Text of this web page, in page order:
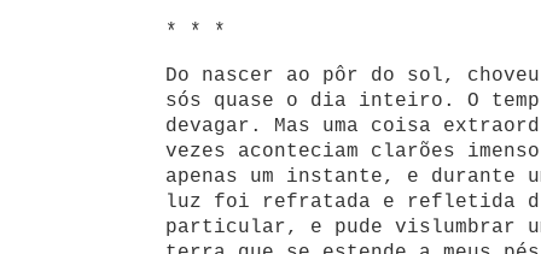
* * *
Do nascer ao pôr do sol,
sós quase o dia inteiro. O
devagar. Mas uma coisa
vezes aconteciam clarões
apenas um instante, e durante
luz foi refratada e refletida
particular, e pude vislumbrar